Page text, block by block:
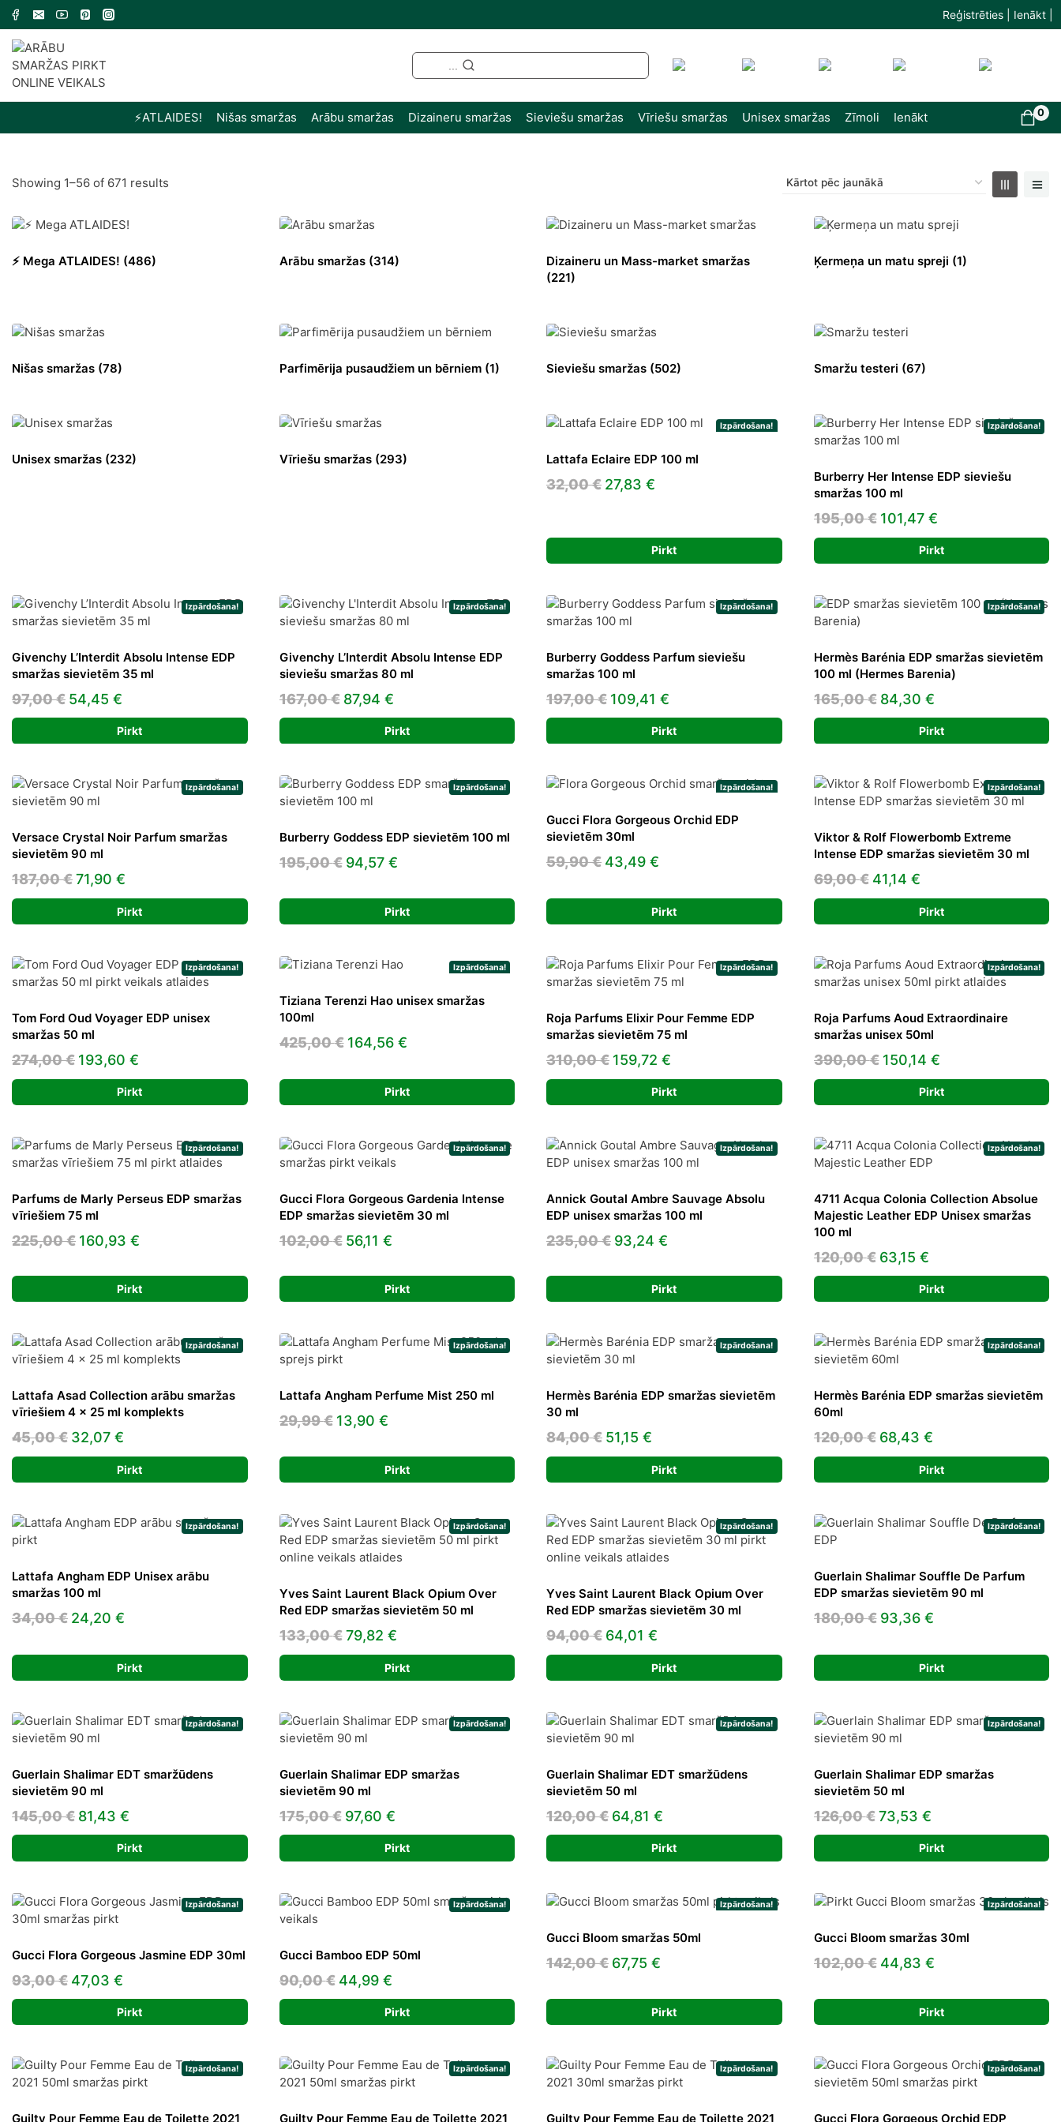
Skip
content
Reģistrēties | Ienākt |
⚡️ATLAIDES! Nišas smaržas Arābu smaržas Dizaineru smaržas Sieviešu smaržas Vīriešu smaržas Unisex smaržas Zīmoli Ienākt 0
Showing 1–56 of 671 results
⚡️ Mega ATLAIDES! (486) Arābu smaržas (314)
Dizaineru un Mass-market smaržas
(221)
Ķermeņa un matu spreji (1)
Nišas smaržas (78) Parfimērija pusaudžiem un bērniem (1) Sieviešu smaržas (502) Smaržu testeri (67)
Unisex smaržas (232) Vīriešu smaržas (293)
Izpārdošana!
Lattafa Eclaire EDP 100 ml
32,00€ Original
32,00 €.
27,83 €
27,83 €.
Pirkt
Izpārdošana!
Burberry Her Intense EDP sieviešu
smaržas 100 ml
195,00€ Original
price
was:
101,47 €Current
price
is:
Pirkt
Izpārdošana!
Givenchy L’Interdit Absolu Intense EDP
smaržas sievietēm 35 ml
97,00€ Original
price
was:
54,45 €
price
is:
Pirkt
Izpārdošana!
Givenchy L’Interdit Absolu Intense EDP
sieviešu smaržas 80 ml
167,00€ Original
price
was:
87,94 €Current
price
is:
Pirkt
Izpārdošana!
Burberry Goddess Parfum sieviešu
smaržas 100 ml
197,00€ Original
price
was:
109,41 €
price
is:
Pirkt
Izpārdošana!
Hermès Barénia EDP smaržas sievietēm
100 ml (Hermes Barenia)
165,00€ Original
price
was:
84,30 €Current
price
is:
Pirkt
Izpārdošana!
Versace Crystal Noir Parfum smaržas
sievietēm 90 ml
187,00€Original
price
was:
71,90 €
price
is:
Pirkt
Izpārdošana!
Burberry Goddess EDP sievietēm 100 ml
195,00€ Original
195,00 €.
94,57 €Current
is:
94,57 €.
Pirkt
Izpārdošana!
Gucci Flora Gorgeous Orchid EDP
sievietēm 30ml
59,90€ Original
was:
59,90 €.
43,49 €
is:
43,49 €.
Pirkt
Izpārdošana!
Viktor & Rolf Flowerbomb Extreme
Intense EDP smaržas sievietēm 30 ml
69,00€ Original
price
was:
41,14 €Current
price
is:
Pirkt
Izpārdošana!
Tom Ford Oud Voyager EDP unisex
smaržas 50 ml
274,00€ Original
price
was:
193,60 €
price
is:
Pirkt
Izpārdošana!
Tiziana Terenzi Hao unisex smaržas
100ml
425,00€ Original
was:
425,00 €.
164,56 €Current
is:
164,56 €.
Pirkt
Izpārdošana!
Roja Parfums Elixir Pour Femme EDP
smaržas sievietēm 75 ml
310,00€ Original
price
was:
159,72 €
price
is:
Pirkt
Izpārdošana!
Roja Parfums Aoud Extraordinaire
smaržas unisex 50ml
390,00€ Original
price
was:
150,14 €Current
price
is:
Pirkt
Izpārdošana!
Parfums de Marly Perseus EDP smaržas
vīriešiem 75 ml
225,00€ Original
225,00 €.
160,93 €
is:
160,93 €.
Pirkt
Izpārdošana!
Gucci Flora Gorgeous Gardenia Intense
EDP smaržas sievietēm 30 ml
102,00€ Original
102,00 €.
56,11 €Current
is:
56,11 €.
Pirkt
Izpārdošana!
Annick Goutal Ambre Sauvage Absolu
EDP unisex smaržas 100 ml
235,00€ Original
235,00 €.
93,24 €
is:
93,24 €.
Pirkt
Izpārdošana!
4711 Acqua Colonia Collection Absolue
Majestic Leather EDP Unisex smaržas
100 ml
120,00€ Original
price
was:
63,15 €Current
price
is:
Pirkt
Izpārdošana!
Lattafa Asad Collection arābu smaržas
vīriešiem 4 x 25 ml komplekts
45,00€ Original
price
was:
32,07 €
price
is:
Pirkt
Izpārdošana!
Lattafa Angham Perfume Mist 250 ml
29,99€ Original
29,99 €.
13,90 €Current
is:
13,90 €.
Pirkt
Izpārdošana!
Hermès Barénia EDP smaržas sievietēm
30 ml
84,00€ Original
price
was:
51,15 €
price
is:
Pirkt
Izpārdošana!
Hermès Barénia EDP smaržas sievietēm
60ml
120,00€ Original
price
was:
68,43 €Current
price
is:
Pirkt
Izpārdošana!
Lattafa Angham EDP Unisex arābu
smaržas 100 ml
34,00€ Original
was:
34,00 €.
24,20 €
is:
24,20 €.
Pirkt
Izpārdošana!
Yves Saint Laurent Black Opium Over
Red EDP smaržas sievietēm 50 ml
133,00€ Original
price
was:
79,82 €Current
price
is:
Pirkt
Izpārdošana!
Yves Saint Laurent Black Opium Over
Red EDP smaržas sievietēm 30 ml
94,00€ Original
price
was:
64,01 €
price
is:
Pirkt
Izpārdošana!
Guerlain Shalimar Souffle De Parfum
EDP smaržas sievietēm 90 ml
180,00€ Original
was:
180,00 €.
93,36 €Current
is:
93,36 €.
Pirkt
Izpārdošana!
Guerlain Shalimar EDT smaržūdens
sievietēm 90 ml
145,00€ Original
price
was:
81,43 €
price
is:
Pirkt
Izpārdošana!
Guerlain Shalimar EDP smaržas
sievietēm 90 ml
175,00€ Original
price
was:
97,60 €Current
price
is:
Pirkt
Izpārdošana!
Guerlain Shalimar EDT smaržūdens
sievietēm 50 ml
120,00€ Original
price
was:
64,81 €
price
is:
Pirkt
Izpārdošana!
Guerlain Shalimar EDP smaržas
sievietēm 50 ml
126,00€ Original
price
was:
73,53 €Current
price
is:
Pirkt
Izpārdošana!
Gucci Flora Gorgeous Jasmine EDP 30ml
93,00€ Original
price
was:
47,03 €
price
is:
Pirkt
Izpārdošana!
Gucci Bamboo EDP 50ml
90,00€ Original
price
was:
44,99 €Current
price
is:
Pirkt
Izpārdošana!
Gucci Bloom smaržas 50ml
142,00€ Original
was:
142,00 €.
67,75 €
is:
67,75 €.
Pirkt
Izpārdošana!
Gucci Bloom smaržas 30ml
102,00€ Original
was:
102,00 €.
44,83 €Current
is:
44,83 €.
Pirkt
Izpārdošana!
Guilty Pour Femme Eau de Toilette 2021
Izpārdošana!
Guilty Pour Femme Eau de Toilette 2021
Izpārdošana!
Guilty Pour Femme Eau de Toilette 2021
Izpārdošana!
Gucci Flora Gorgeous Orchid EDP